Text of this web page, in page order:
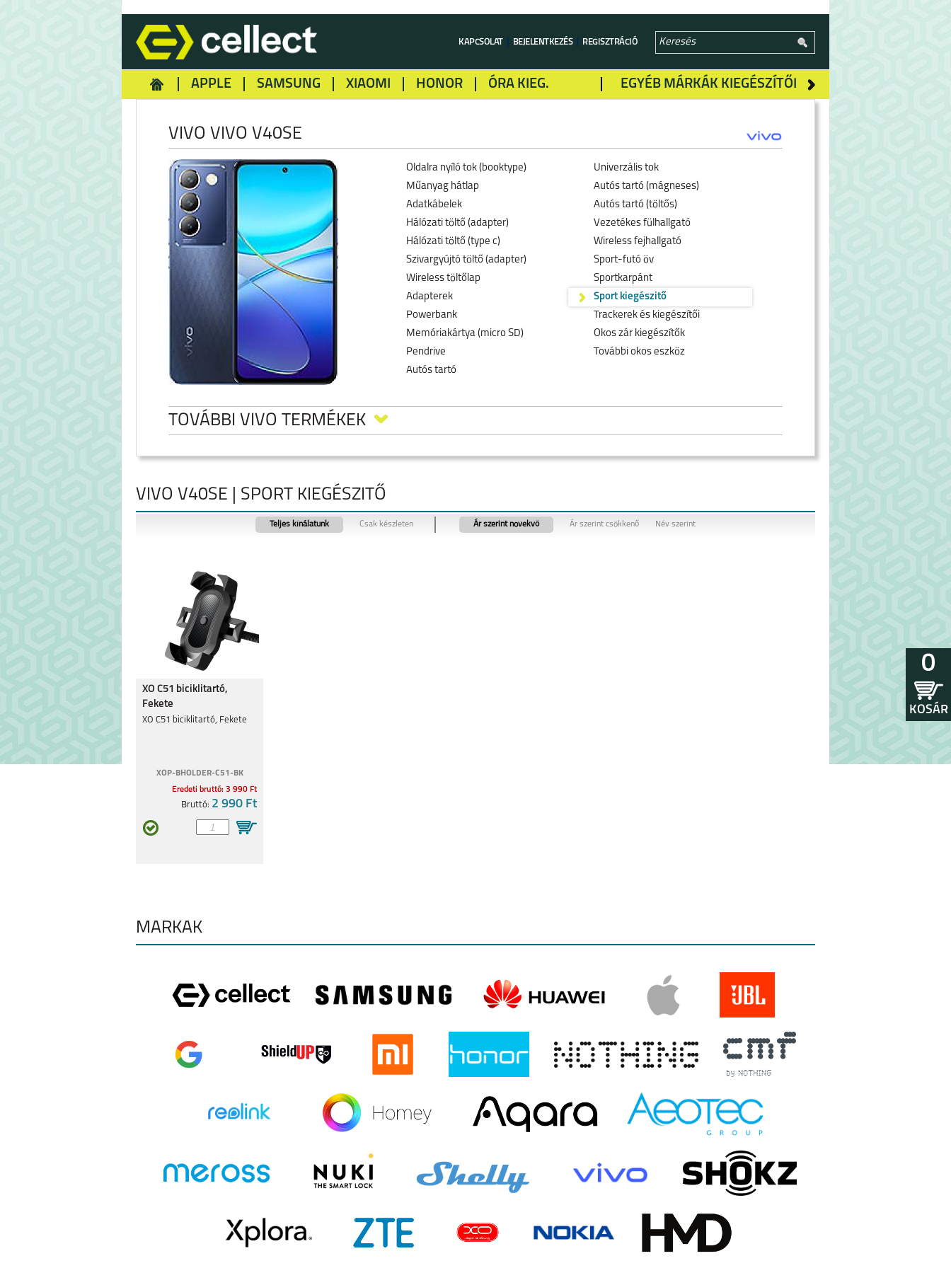
KAPCSOLAT BEJELENTKEZÉS REGISZTRÁCIÓ
EGYÉB MÁRKÁK KIEGÉSZÍTŐI
APPLE SAMSUNG XIAOMI HONOR ÓRA KIEG.
VIVO VIVO V40SE
Oldalra nyíló tok (booktype)
Műanyag hátlap
Adatkábelek
Hálózati töltő (adapter)
Hálózati töltő (type c)
Szivargyújtó töltő (adapter)
Wireless töltőlap
Adapterek
Powerbank
Memóriakártya (micro SD)
Pendrive
Autós tartó
Univerzális tok
Autós tartó (mágneses)
Autós tartó (töltős)
Vezetékes fülhallgató
Wireless fejhallgató
Sport-futó öv
Sportkarpánt
Sport kiegészitő
Trackerek és kiegészítői
Okos zár kiegészítők
További okos eszköz
TOVÁBBI VIVO TERMÉKEK
VIVO Y28 4G
VIVO V40SE | SPORT KIEGÉSZITŐ
Teljes kínálatunk Csak készleten Ár szerint növekvő Ár szerint csökkenő Név szerint
XO C51 biciklitartó,
Fekete
XO C51 biciklitartó, Fekete
XOP-BHOLDER-C51-BK
Eredeti bruttó: 3 990 Ft
Bruttó: 2 990 Ft
MÁRKÁK
0
KOSÁR